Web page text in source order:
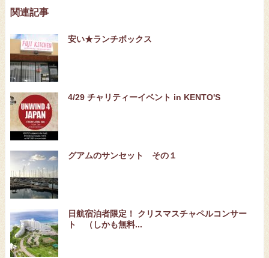
関連記事
安い★ランチボックス
4/29 チャリティーイベント in KENTO'S
グアムのサンセット その１
日航宿泊者限定！ クリスマスチャペルコンサー
ト （しかも無料...